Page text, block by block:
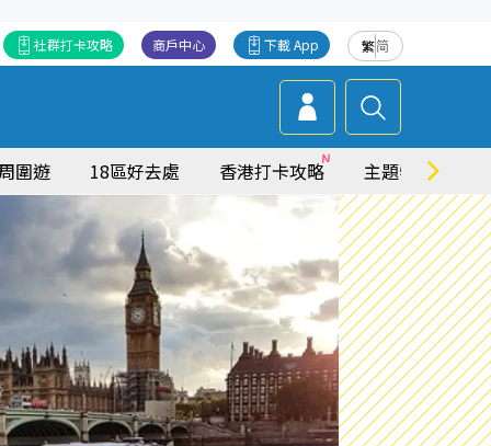
繁简
下載 App
商戶中心
社群打卡攻略
圍遊 18區好去處 香港打卡攻略 主題特集